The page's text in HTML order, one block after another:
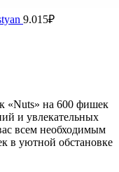
9.015₽
«Nuts» на 600 фишек
и увлекательных
всем необходимым
в уютной обстановке